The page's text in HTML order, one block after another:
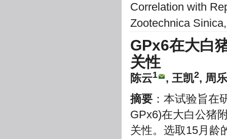
Correlation with
Zootechnica
GPx6在大白
关性
陈云1 , 王凯2, 周
摘要 ：本试验旨在
GPx6)在大白公猪
关性。选取15月龄